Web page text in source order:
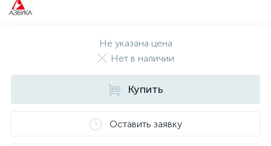
Не указана цена
Нет в наличии
Купить
Оставить заявку